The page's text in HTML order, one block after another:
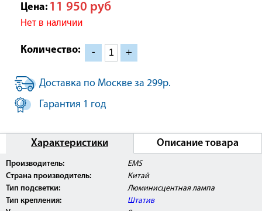
Цена: 11 950 руб
Нет в наличии
Количество: - +
Доставка по Москве за 299р.
Гарантия 1 год
Характеристики Описание товара
Производитель:
EMS
Страна производитель:
Китай
Тип подсветки:
Люминисцентная лампа
Тип крепления:
Штатив